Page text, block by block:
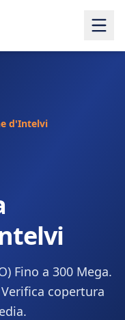
d'Intelvi
Fino a 300 Mega.
copertura